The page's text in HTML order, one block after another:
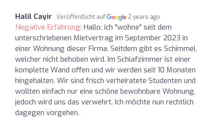
Halil Cayir Veröffentlicht auf 2 years ago
Negative Erfahrung: Hallo, ich "wohne" seit dem
unterschriebenen Mietvertrag im September 2023 in
einer Wohnung dieser Firma. Seitdem gibt es Schimmel,
welcher nicht behoben wird. Im Schlafzimmer ist einer
komplette Wand offen und wir werden seit 10 Monaten
hingehalten. Wir sind frisch verheiratete Studenten und
wollten einfach nur eine schöne bewohnbare Wohnung,
jedoch wird uns das verwehrt. Ich möchte nun rechtlich
dagegen vorgehen.